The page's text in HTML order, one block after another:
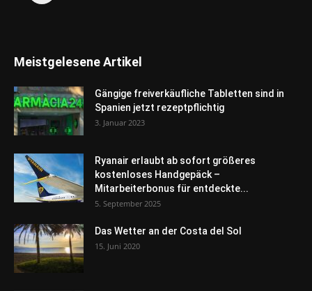
Meistgelesene Artikel
Gängige freiverkäufliche Tabletten sind in
Spanien jetzt rezeptpflichtig
3. Januar 2023
Ryanair erlaubt ab sofort größeres
kostenloses Handgepäck –
Mitarbeiterbonus für entdeckte...
5. September 2025
Das Wetter an der Costa del Sol
15. Juni 2020